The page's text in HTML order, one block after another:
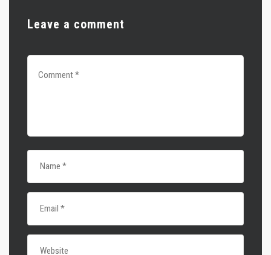
Leave a comment